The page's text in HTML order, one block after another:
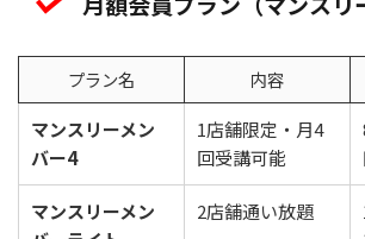
プラン名 内容
マンスリーメン
バー4
1店舗限定・月4
回受講可能
マンスリーメン
2店舗通い放題